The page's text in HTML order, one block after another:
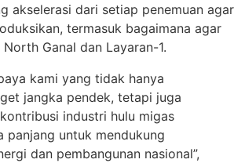
akselerasi dari setiap penemuan agar
termasuk bagaimana agar
Ganal dan Layaran-1.
kami yang tidak hanya
jangka pendek, tetapi juga
industri hulu migas
panjang untuk mendukung
dan pembangunan nasional”,